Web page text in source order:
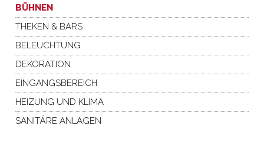
BÜHNEN
THEKEN & BARS
BELEUCHTUNG
DEKORATION
EINGANGSBEREICH
HEIZUNG UND KLIMA
SANITÄRE ANLAGEN